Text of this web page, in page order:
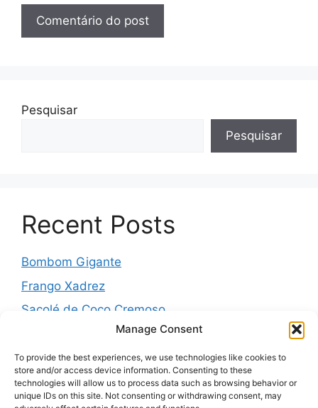
Manage Consent
To provide the best experiences, we use technologies like cookies to
store and/or access device information. Consenting to these
technologies will allow us to process data such as browsing behavior or
unique IDs on this site. Not consenting or withdrawing consent, may
Pesquisar
Pesquisar
Recent Posts
Bombom Gigante
Frango Xadrez
Sacolé de Coco Cremoso
Torta de cebola molhadinha
Pernil Assado com Laranja, Alho e Ervas